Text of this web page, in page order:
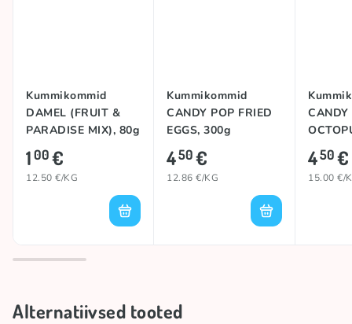
Kummikommid
DAMEL (FRUIT &
PARADISE MIX), 80g
100€
12.50 €/KG
Kummikommid
CANDY POP FRIED
EGGS, 300g
450€
12.86 €/KG
CANDY
450€
15.00 €/
Alternatiivsed tooted